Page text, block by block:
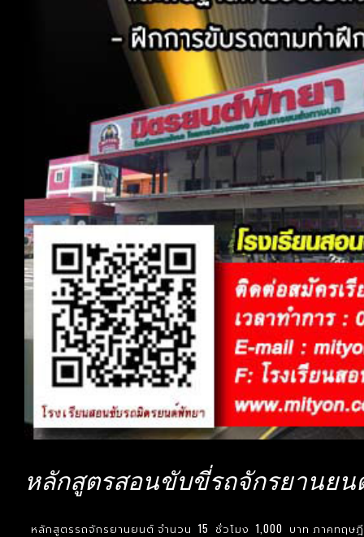
หลักสูตรสอนขับขี่รถจักรยานยน
หลักสูตรรถจักรยานยนต์ จำนวน 15 ชั่วโมง 1,000 บาท ภาคทฤ